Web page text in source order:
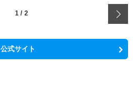
1 / 2
公式サイト